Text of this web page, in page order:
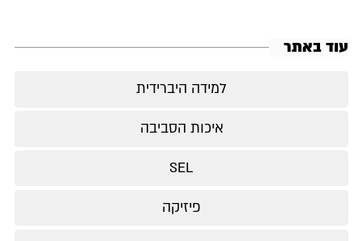
עוד באתר
למידה היברידית
איכות הסביבה
SEL
פיזיקה